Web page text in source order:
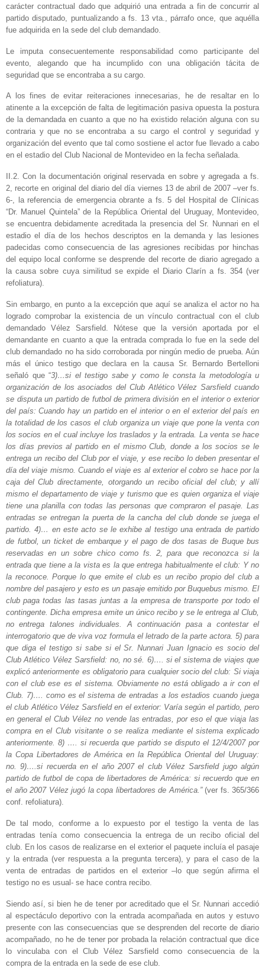
carácter contractual dado que adquirió una entrada a fin de concurrir al
partido disputado, puntualizando a fs. 13 vta., párrafo once, que aquélla
fue adquirida en la sede del club demandado.
Le imputa consecuentemente responsabilidad como participante del
evento, alegando que ha incumplido con una obligación tácita de
seguridad que se encontraba a su cargo.
A los fines de evitar reiteraciones innecesarias, he de resaltar en lo
atinente a la excepción de falta de legitimación pasiva opuesta la postura
de la demandada en cuanto a que no ha existido relación alguna con su
contraria y que no se encontraba a su cargo el control y seguridad y
organización del evento que tal como sostiene el actor fue llevado a cabo
en el estadio del Club Nacional de Montevideo en la fecha señalada.
II.2. Con la documentación original reservada en sobre y agregada a fs.
2, recorte en original del diario del día viernes 13 de abril de 2007 –ver fs.
6-, la referencia de emergencia obrante a fs. 5 del Hospital de Clínicas
“Dr. Manuel Quintela” de la República Oriental del Uruguay, Montevideo,
se encuentra debidamente acreditada la presencia del Sr. Nunnari en el
estadio el día de los hechos descriptos en la demanda y las lesiones
padecidas como consecuencia de las agresiones recibidas por hinchas
del equipo local conforme se desprende del recorte de diario agregado a
la causa sobre cuya similitud se expide el Diario Clarín a fs. 354 (ver
refoliatura).
Sin embargo, en punto a la excepción que aquí se analiza el actor no ha
logrado comprobar la existencia de un vínculo contractual con el club
demandado Vélez Sarsfield. Nótese que la versión aportada por el
demandante en cuanto a que la entrada comprada lo fue en la sede del
club demandado no ha sido corroborada por ningún medio de prueba. Aún
más el único testigo que declara en la causa Sr. Bernardo Bertelloni
señaló que “3)…si el testigo sabe y como le consta la metodología u
organización de los asociados del Club Atlético Vélez Sarsfield cuando
se disputa un partido de futbol de primera división en el interior o exterior
del país: Cuando hay un partido en el interior o en el exterior del país en
la totalidad de los casos el club organiza un viaje que pone la venta con
los socios en el cual incluye los traslados y la entrada. La venta se hace
los días previos al partido en el mismo Club, donde a los socios se le
entrega un recibo del Club por el viaje, y ese recibo lo deben presentar el
día del viaje mismo. Cuando el viaje es al exterior el cobro se hace por la
caja del Club directamente, otorgando un recibo oficial del club; y allí
mismo el departamento de viaje y turismo que es quien organiza el viaje
tiene una planilla con todas las personas que compraron el pasaje. Las
entradas se entregan la puerta de la cancha del club donde se juega el
partido. 4)… en este acto se le exhibe al testigo una entrada de partido
de futbol, un ticket de embarque y el pago de dos tasas de Buque bus
reservadas en un sobre chico como fs. 2, para que reconozca si la
entrada que tiene a la vista es la que entrega habitualmente el club: Y no
la reconoce. Porque lo que emite el club es un recibo propio del club a
nombre del pasajero y esto es un pasaje emitido por Buquebus mismo. El
club paga todas las tasas juntas a la empresa de transporte por todo el
contingente. Dicha empresa emite un único recibo y se le entrega al Club,
no entrega talones individuales. A continuación pasa a contestar el
interrogatorio que de viva voz formula el letrado de la parte actora. 5) para
que diga el testigo si sabe si el Sr. Nunnari Juan Ignacio es socio del
Club Atlético Vélez Sarsfield: no, no sé. 6)…. si el sistema de viajes que
explicó anteriormente es obligatorio para cualquier socio del club: Si viaja
con el club ese es el sistema. Obviamente no está obligado a ir con el
Club. 7)…. como es el sistema de entradas a los estadios cuando juega
el club Atlético Vélez Sarsfield en el exterior: Varía según el partido, pero
en general el Club Vélez no vende las entradas, por eso el que viaja las
compra en el Club visitante o se realiza mediante el sistema explicado
anteriormente. 8) …. si recuerda que partido se disputo el 12/4/2007 por
la Copa Libertadores de América en la República Oriental del Uruguay:
no. 9)….si recuerda en el año 2007 el club Vélez Sarsfield jugo algún
partido de futbol de copa de libertadores de América: si recuerdo que en
el año 2007 Vélez jugó la copa libertadores de América.” (ver fs. 365/366
conf. refoliatura).
De tal modo, conforme a lo expuesto por el testigo la venta de las
entradas tenía como consecuencia la entrega de un recibo oficial del
club. En los casos de realizarse en el exterior el paquete incluía el pasaje
y la entrada (ver respuesta a la pregunta tercera), y para el caso de la
venta de entradas de partidos en el exterior –lo que según afirma el
testigo no es usual- se hace contra recibo.
Siendo así, si bien he de tener por acreditado que el Sr. Nunnari accedió
al espectáculo deportivo con la entrada acompañada en autos y estuvo
presente con las consecuencias que se desprenden del recorte de diario
acompañado, no he de tener por probada la relación contractual que dice
lo vinculaba con el Club Vélez Sarsfield como consecuencia de la
compra de la entrada en la sede de ese club.